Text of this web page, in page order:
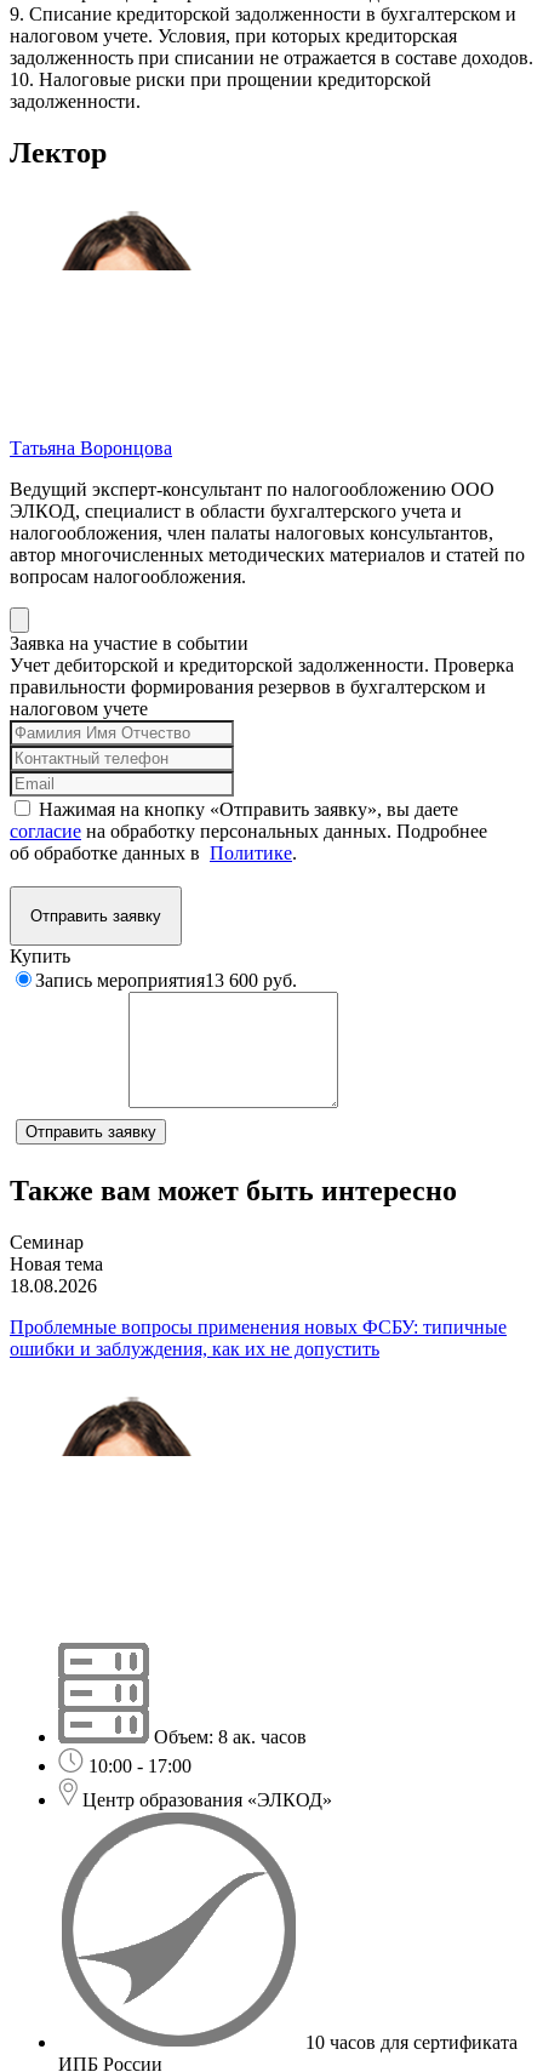
9. Списание кредиторской задолженности в бухгалтерском и
налоговом учете. Условия, при которых кредиторская
задолженность при списании не отражается в составе доходов.
10. Налоговые риски при прощении кредиторской
задолженности.
Лектор
Татьяна Воронцова
Ведущий эксперт-консультант по налогообложению ООО
ЭЛКОД, специалист в области бухгалтерского учета и
налогообложения, член палаты налоговых консультантов,
автор многочисленных методических материалов и статей по
вопросам налогообложения.
Заявка на участие в событии
Учет дебиторской и кредиторской задолженности. Проверка
правильности формирования резервов в бухгалтерском и
налоговом учете
Нажимая на кнопку «Отправить заявку», вы даете
согласие на обработку персональных данных. Подробнее
об обработке данных в Политике.
Отправить заявку
Купить
Запись мероприятия13 600 руб.
Отправить заявку
Также вам может быть интересно
Семинар
Новая тема
18.08.2026
Проблемные вопросы применения новых ФСБУ: типичные
ошибки и заблуждения, как их не допустить
Объем: 8 ак. часов
10:00 - 17:00
Центр образования «ЭЛКОД»
10 часов для сертификата
ИПБ России